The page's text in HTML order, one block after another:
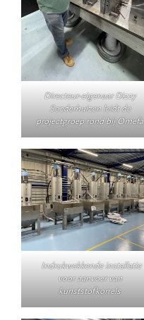
Directeur-eigenaar Dizzy
Soederhuizen leidt de
projectgroep rond bij Omefa
Indrukwekkende installatie
voor aanvoer van
kunststofkorrels